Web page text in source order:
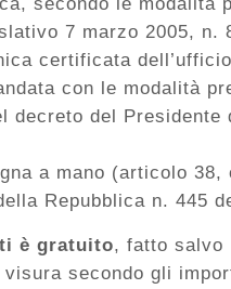
7 marzo 2005, n.
certificata
con le modalità
decreto del Presidente
a mano (articolo
Repubblica n. 445
è gratuito, fatto salvo
secondo gli